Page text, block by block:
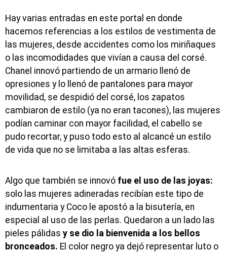
Hay varias entradas en este portal en donde
hacemos referencias a los estilos de vestimenta de
las mujeres, desde accidentes como los miriñaques
o las incomodidades que vivían a causa del corsé.
Chanel innovó partiendo de un armario llenó de
opresiones y lo llenó de pantalones para mayor
movilidad, se despidió del corsé, los zapatos
cambiaron de estilo (ya no eran tacones), las mujeres
podían caminar con mayor facilidad, el cabello se
pudo recortar, y puso todo esto al alcancé un estilo
de vida que no se limitaba a las altas esferas.
Algo que también se innovó fue el uso de las joyas:
solo las mujeres adineradas recibían este tipo de
indumentaria y Coco le apostó a la bisutería, en
especial al uso de las perlas. Quedaron a un lado las
pieles pálidas y se dio la bienvenida a los bellos
bronceados. El color negro ya dejó representar luto o